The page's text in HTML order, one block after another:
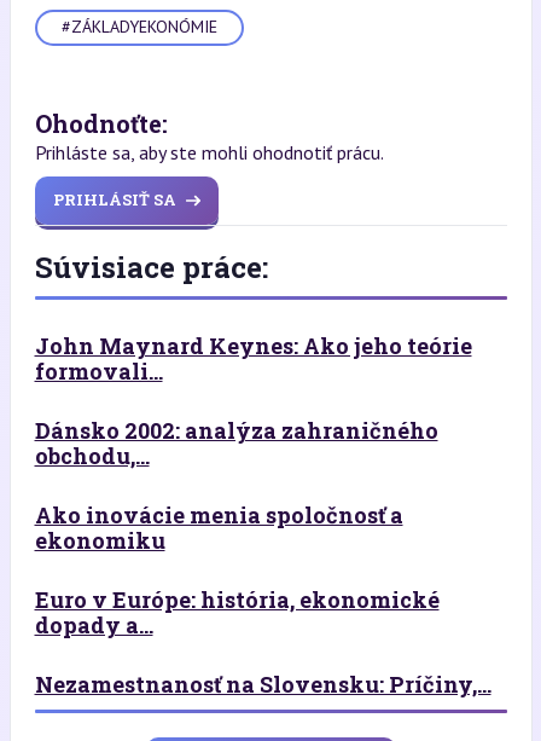
#ZÁKLADYEKONÓMIE
Ohodnoťte:
Prihláste sa, aby ste mohli ohodnotiť prácu.
PRIHLÁSIŤ SA
Súvisiace práce:
John Maynard Keynes: Ako jeho teórie
formovali...
Dánsko 2002: analýza zahraničného
obchodu,...
Ako inovácie menia spoločnosť a
ekonomiku
Euro v Európe: história, ekonomické
dopady a...
Nezamestnanosť na Slovensku: Príčiny,...